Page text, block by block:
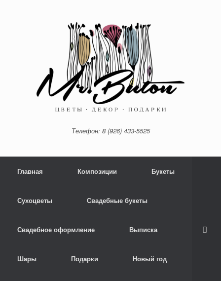
Телефон: 8 (926) 433-5525
Главная Композиции Букеты
Сухоцветы Свадебные букеты
Свадебное оформление Выписка
Шары Подарки Новый год